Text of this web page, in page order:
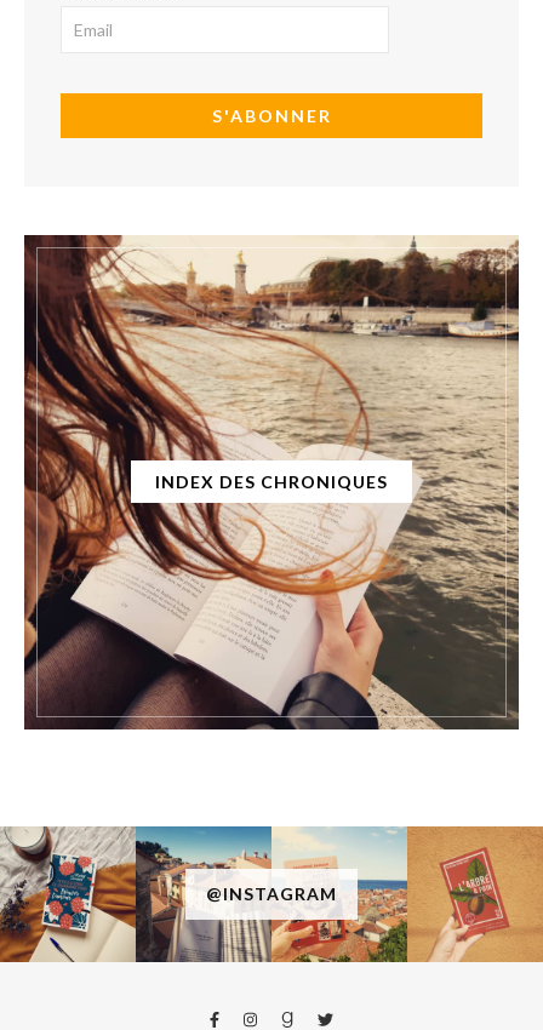
INDEX DES CHRONIQUES
@INSTAGRAM